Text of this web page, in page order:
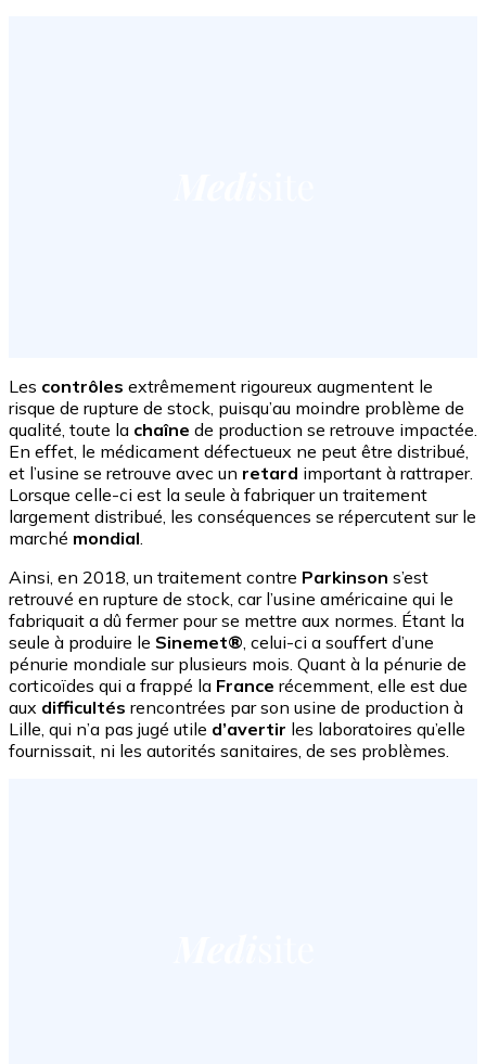
Les contrôles extrêmement rigoureux augmentent le
risque de rupture de stock, puisqu’au moindre problème de
qualité, toute la chaîne de production se retrouve impactée.
En effet, le médicament défectueux ne peut être distribué,
et l’usine se retrouve avec un retard important à rattraper.
Lorsque celle-ci est la seule à fabriquer un traitement
largement distribué, les conséquences se répercutent sur le
marché mondial
Ainsi, en 2018, un traitement contre Parkinson s’est
retrouvé en rupture de stock, car l’usine américaine qui le
fabriquait a dû fermer pour se mettre aux normes. Étant la
seule à produire le Sinemet® , celui-ci a souffert d’une
pénurie mondiale sur plusieurs mois. Quant à la pénurie de
corticoïdes qui a frappé la France récemment, elle est due
aux difficultés rencontrées par son usine de production à
Lille, qui n’a pas jugé utile d’avertir les laboratoires qu’elle
fournissait, ni les autorités sanitaires, de ses problèmes.